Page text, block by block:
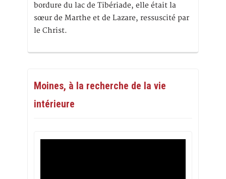
bordure du lac de Tibériade, elle était la
sœur de Marthe et de Lazare, ressuscité par
le Christ.
Moines, à la recherche de la vie
intérieure